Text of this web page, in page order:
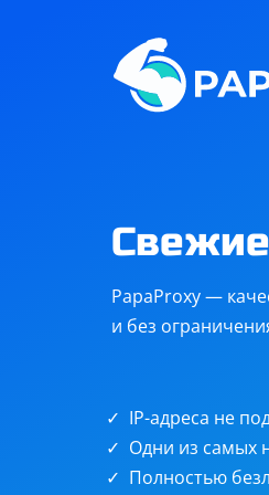
Steam
Telegram
PapaProxy —
и без
IP-адреса не
Одни из самых
Полностью